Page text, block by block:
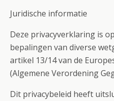
Juridische informatie
Deze privacyverklaring is
bepalingen van diverse
artikel 13/14 van de
(Algemene Verordening
Dit privacybeleid heeft